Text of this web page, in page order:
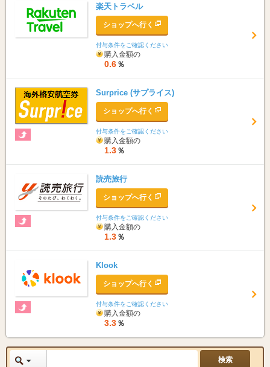
楽天トラベル
ショップへ行く
付与条件をご確認ください
購入金額の
0.6 ％
Surprice (サプライス)
ショップへ行く
付与条件をご確認ください
購入金額の
1.3 ％
読売旅行
ショップへ行く
付与条件をご確認ください
購入金額の
1.3 ％
Klook
ショップへ行く
付与条件をご確認ください
購入金額の
3.3 ％